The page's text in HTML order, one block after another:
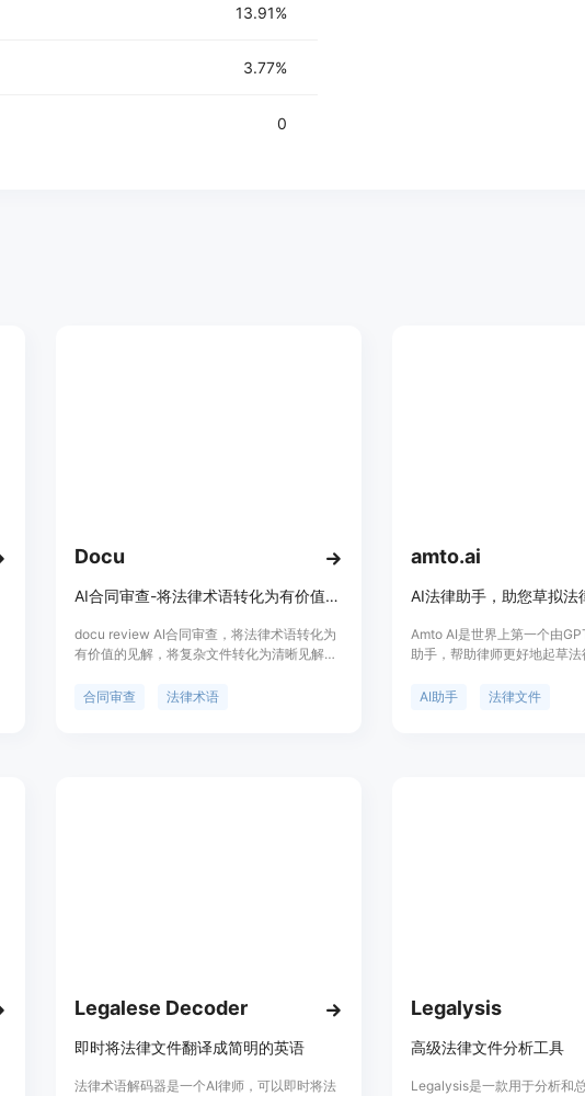
13.91%
3.77%
0
Docu
AI合同审查-将法律术语转化为有价值的见解
docu review AI合同审查，将法律术语转化为
有价值的见解，将复杂文件转化为清晰见解，
们将为您简化流程。AI技术解析每个条款，提
合同审查 法律术语
amto.ai
AI法律助手，助您草拟法
Amto AI是世界上第一个由
助手，帮助律师更好地起草法
对公共和专有法律内容进行人
AI助手 法律文件
Legalese Decoder
即时将法律文件翻译成简明的英语
法律术语解码器是一个AI律师，可以即时将法
Legalysis
高级法律文件分析工具
Legalysis是一款用于分析和